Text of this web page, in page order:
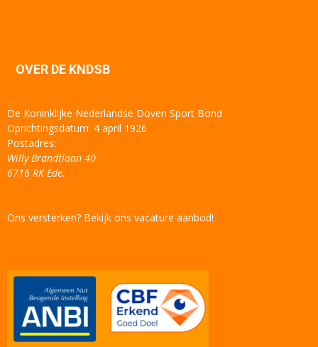
OVER DE KNDSB
De Koninklijke Nederlandse Doven Sport Bond
Oprichtingsdatum: 4 april 1926
Postadres:
Willy Brandtlaan 40
6716 RK Ede.
Ons versterken? Bekijk ons vacature aanbod!